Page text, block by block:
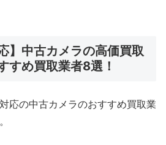
】中古カメラの高価買取
すめ買取業者8選！
応の中古カメラのおすすめ買取業